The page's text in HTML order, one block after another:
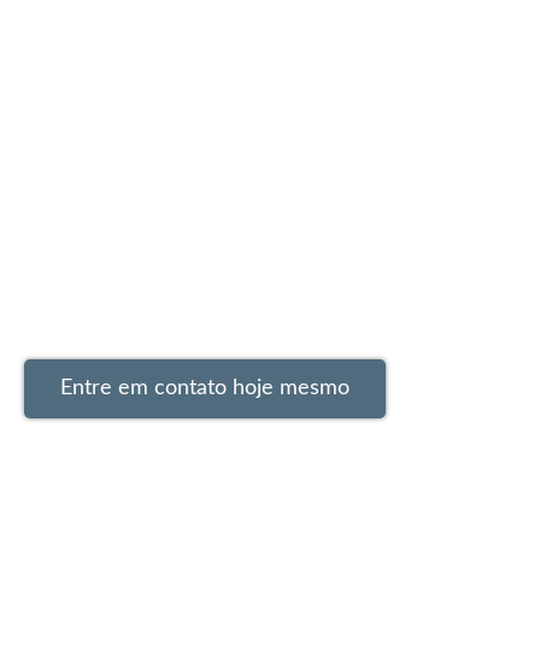
Entre em contato hoje mesmo